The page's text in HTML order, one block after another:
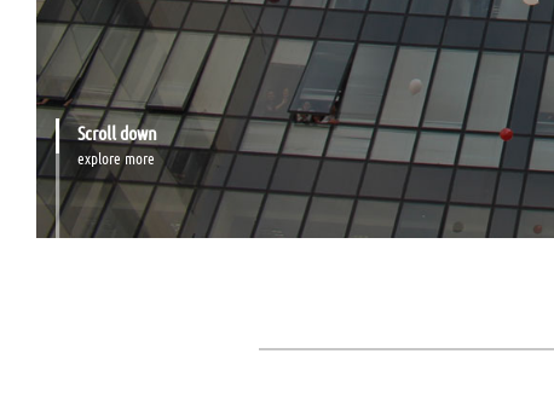
Scroll down
explore more